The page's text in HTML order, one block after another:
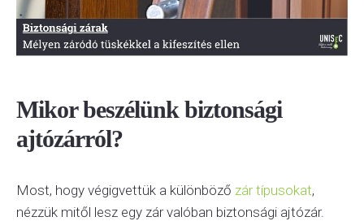
Mikor beszélünk biztonsági
ajtózárról?
Most, hogy végigvettük a különböző zár típusokat,
nézzük mitől lesz egy zár valóban biztonsági ajtózár.